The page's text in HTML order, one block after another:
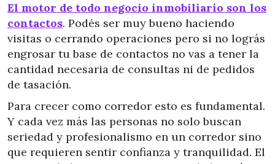
El motor de todo negocio inmobiliario son los
contactos. Podés ser muy bueno haciendo
visitas o cerrando operaciones pero si no lográs
engrosar tu base de contactos no vas a tener la
cantidad necesaria de consultas ni de pedidos
de tasación.
Para crecer como corredor esto es fundamental.
Y cada vez más las personas no solo buscan
seriedad y profesionalismo en un corredor sino
que requieren sentir confianza y tranquilidad. El